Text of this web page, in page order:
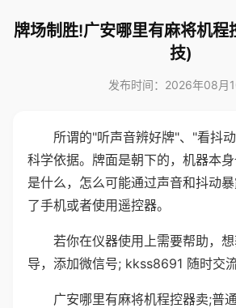
牌场制胜!广安哪里有麻将机程
技)
发布时间：2026年08月
所谓的"听声音辨好牌"、"看抖
科学依据。牌面是朝下的，机器本
是什么，怎么可能通过声音和抖动
了手机或者使用遥控器。
若你在仪器使用上需要帮助，
导，添加微信号; kkss8691 随时交流
广安哪里有麻将机程控器卖;普